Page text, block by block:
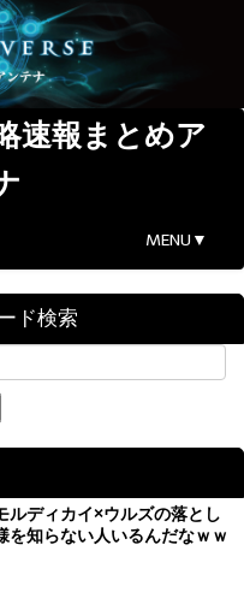
速報まとめア
MENU▼
ド検索
ルディカイ×ウルズの落とし
を知らない人いるんだなｗｗ